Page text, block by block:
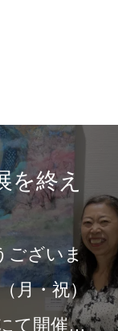
ニュース
仏と祈り
子/画集の
年6月21日
展示と新作